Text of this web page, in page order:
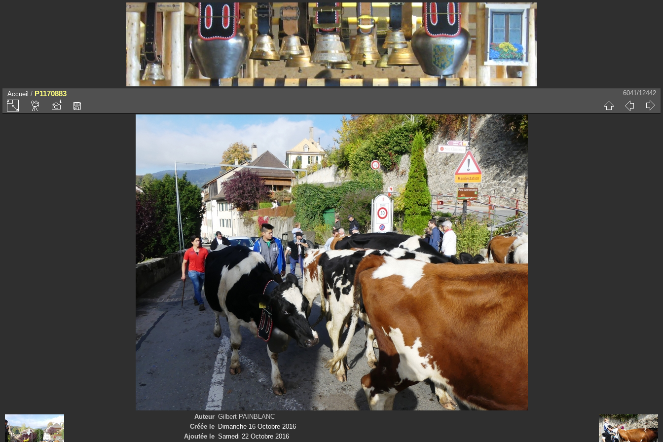
Accueil / P1170883 6041/12442
Auteur Gilbert PAINBLANC
Créée le Dimanche 16 Octobre 2016
Ajoutée le Samedi 22 Octobre 2016